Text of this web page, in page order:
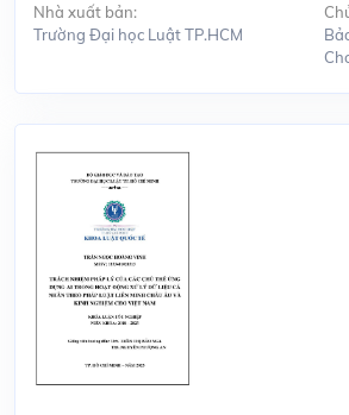
Nhà xuất bản:
Trường Đại học Luật TP.HCM